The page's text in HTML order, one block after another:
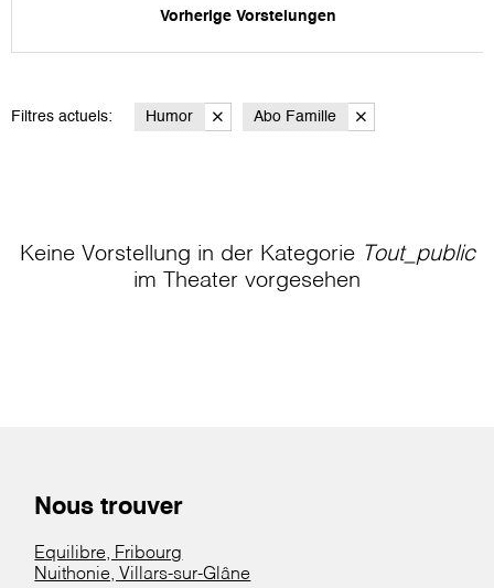
Vorherige Vorstelungen
Filtres actuels: Humor Abo Famille
Keine Vorstellung in der Kategorie Tout_public
im Theater vorgesehen
Nous trouver
Equilibre, Fribourg
Nuithonie, Villars-sur-Glâne